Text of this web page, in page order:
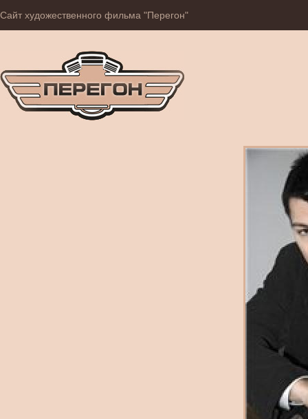
Сайт художественного фильма "Перегон"